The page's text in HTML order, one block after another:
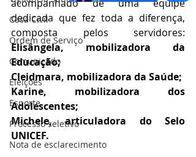
Casa Civil
Ordem de Serviço
Comunicado
Eleições
Esporte
Processo seletivo
Nota de esclarecimento
acompanhado de uma equipe
dedicada que fez toda a diferença,
Elisângela, mobilizadora da
Educação;
Cleidmara, mobilizadora da Saúde;
Karine, mobilizadora dos
Adolescentes;
Michele, articuladora do Selo
UNICEF.